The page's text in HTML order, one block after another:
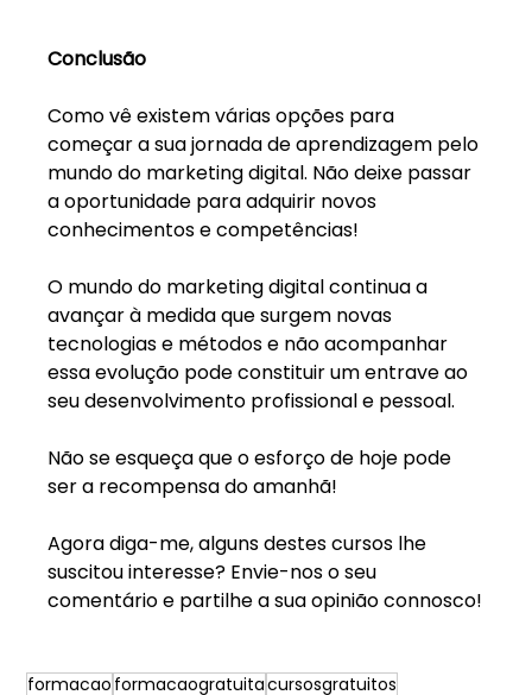
Conclusão
Como vê existem várias opções para
começar a sua jornada de aprendizagem pelo
mundo do marketing digital. Não deixe passar
a oportunidade para adquirir novos
conhecimentos e competências!
O mundo do marketing digital continua a
avançar à medida que surgem novas
tecnologias e métodos e não acompanhar
essa evolução pode constituir um entrave ao
seu desenvolvimento profissional e pessoal.
Não se esqueça que o esforço de hoje pode
ser a recompensa do amanhã!
Agora diga-me, alguns destes cursos lhe
suscitou interesse? Envie-nos o seu
comentário e partilhe a sua opinião connosco!
formacao formacaogratuitacursosgratuitos